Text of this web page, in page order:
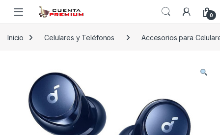
Skip to navigation
Skip to content
0
Inicio Celulares y Teléfonos Accesorios para